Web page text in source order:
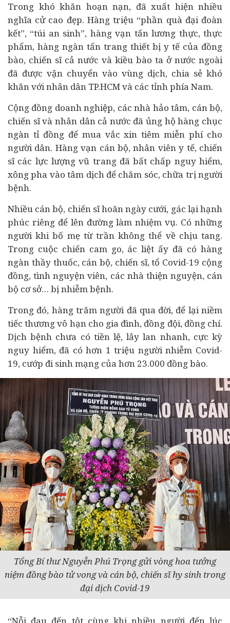
Trong khó khăn hoạn nạn, đã xuất hiện nhiều
nghĩa cử cao đẹp. Hàng triệu “phần quà đại đoàn
kết”, “túi an sinh”, hàng vạn tấn lương thực, thực
phẩm, hàng ngàn tấn trang thiết bị y tế của đồng
bào, chiến sĩ cả nước và kiều bào ta ở nước ngoài
đã được vận chuyển vào vùng dịch, chia sẻ khó
khăn với nhân dân TP.HCM và các tỉnh phía Nam.
Cộng đồng doanh nghiệp, các nhà hảo tâm, cán bộ,
chiến sĩ và nhân dân cả nước đã ủng hộ hàng chục
ngàn tỉ đồng để mua vắc xin tiêm miễn phí cho
người dân. Hàng vạn cán bộ, nhân viên y tế, chiến
sĩ các lực lượng vũ trang đã bất chấp nguy hiểm,
xông pha vào tâm dịch để chăm sóc, chữa trị người
bệnh.
Nhiều cán bộ, chiến sĩ hoãn ngày cưới, gác lại hạnh
phúc riêng để lên đường làm nhiệm vụ. Có những
người khi bố mẹ từ trần không thể về chịu tang.
Trong cuộc chiến cam go, ác liệt ấy đã có hàng
ngàn thầy thuốc, cán bộ, chiến sĩ, tổ Covid-19 cộng
đồng, tình nguyện viên, các nhà thiện nguyện, cán
bộ cơ sở… bị nhiễm bệnh.
Trong đó, hàng trăm người đã qua đời, để lại niềm
tiếc thương vô hạn cho gia đình, đồng đội, đồng chí.
Dịch bệnh chưa có tiền lệ, lây lan nhanh, cực kỳ
nguy hiểm, đã có hơn 1 triệu người nhiễm Covid-
19, cướp đi sinh mạng của hơn 23.000 đồng bào.
Tổng Bí thư Nguyễn Phú Trọng gửi vòng hoa tưởng
niệm đồng bào tử vong và cán bộ, chiến sĩ hy sinh trong
đại dịch Covid-19